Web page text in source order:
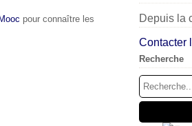
pour connaître les
Depuis la
Contacter
Recherche